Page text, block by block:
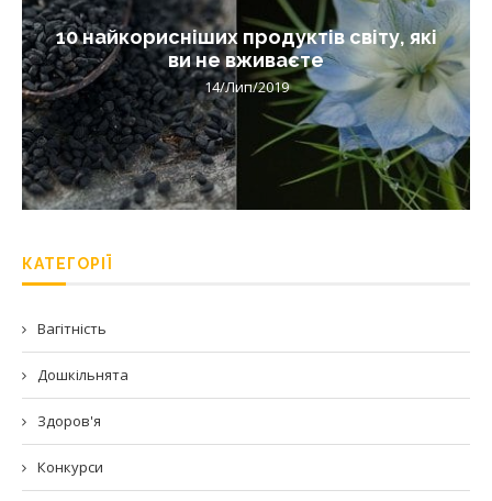
10 найкорисніших продуктів світу, які
ви не вживаєте
14/Лип/2019
КАТЕГОРІЇ
Вагітність
Дошкільнята
Здоров'я
Конкурси